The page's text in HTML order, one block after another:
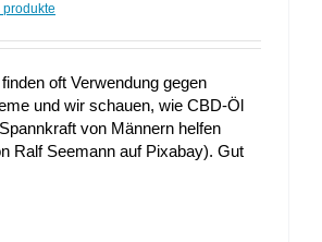
produkte
oft Verwendung gegen
und wir schauen, wie CBD-Öl
von Männern helfen
Ralf Seemann auf Pixabay). Gut